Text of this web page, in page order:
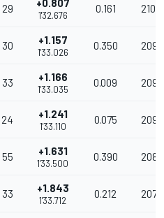
29 +0.807
1'32.676
0.161
30 +1.157
1'33.026
0.350
33 +1.166
1'33.035
0.009
24 +1.241
1'33.110
0.075
55 +1.631
1'33.500
0.390
33 +1.843
1'33.712
0.212